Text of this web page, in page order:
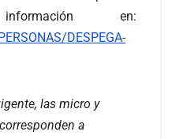
en:
DESPEGA-
las micro y
a